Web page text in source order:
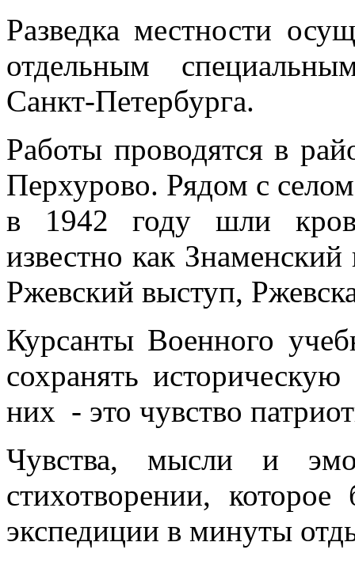
Разведка местности
отдельным
Санкт-Петербурга.
Работы проводятся в
Перхурово. Рядом с
в 1942 году шли
известно как
Ржевский выступ,
Курсанты Военного
сохранять
них - это чувство
Чувства, мысли и
стихотворении,
экспедиции в минуты